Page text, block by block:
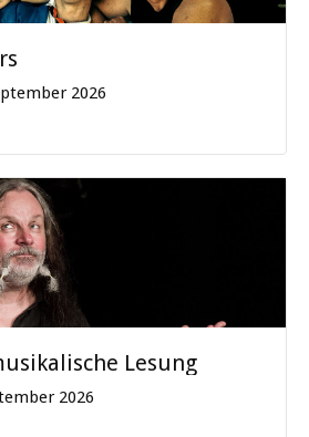
2026
Lesung
2026